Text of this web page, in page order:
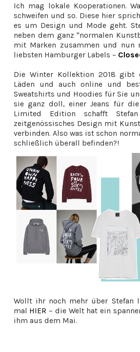
Ich mag lokale Kooperationen.
schweifen und so. Diese hier
es um Design und Mode geht.
neben dem ganz "normalen
mit Marken zusammen und nun
liebsten Hamburger Labels –
Die Winter Kollektion 2018 gibt
Läden und auch online und
Sweatshirts und Hoodies für Sie
sie ganz doll, einer Jeans für
Limited Edition schafft
zeitgenössisches Design mit
verbinden. Also was ist schon
schließlich überall befinden?!
Wollt ihr noch mehr über Stefan
mal HIER – die Welt hat ein
ihm aus dem Mai.